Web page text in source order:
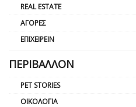
REAL ESTATE
ΑΓΟΡΈΣ
ΕΠΙΧΕΙΡΕΊΝ
ΠΕΡΙΒΆΛΛΟΝ
PET STORIES
ΟΙΚΟΛΟΓΊΑ